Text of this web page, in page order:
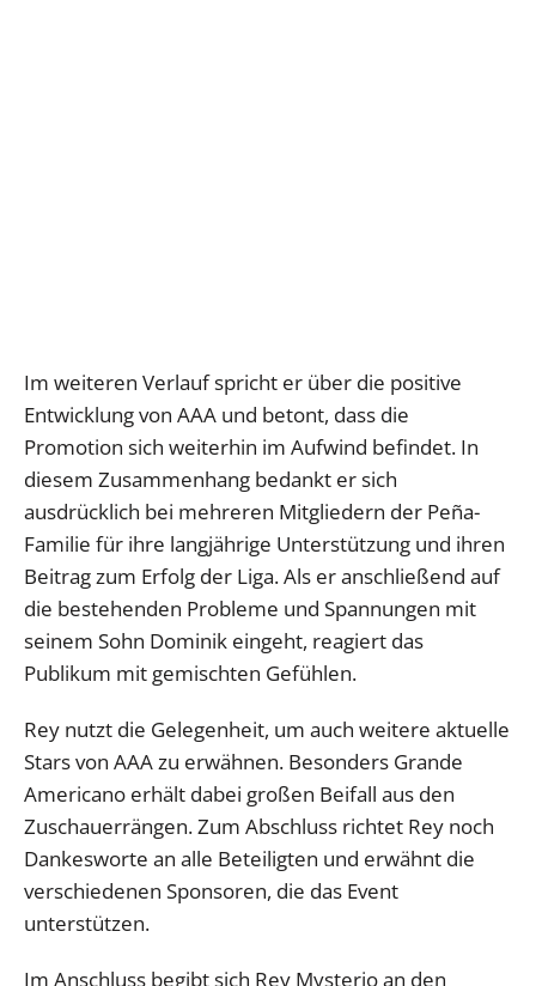
Im weiteren Verlauf spricht er über die positive
Entwicklung von AAA und betont, dass die
Promotion sich weiterhin im Aufwind befindet. In
diesem Zusammenhang bedankt er sich
ausdrücklich bei mehreren Mitgliedern der Peña-
Familie für ihre langjährige Unterstützung und ihren
Beitrag zum Erfolg der Liga. Als er anschließend auf
die bestehenden Probleme und Spannungen mit
seinem Sohn Dominik eingeht, reagiert das
Publikum mit gemischten Gefühlen.
Rey nutzt die Gelegenheit, um auch weitere aktuelle
Stars von AAA zu erwähnen. Besonders Grande
Americano erhält dabei großen Beifall aus den
Zuschauerrängen. Zum Abschluss richtet Rey noch
Dankesworte an alle Beteiligten und erwähnt die
verschiedenen Sponsoren, die das Event
unterstützen.
Im Anschluss begibt sich Rey Mysterio an den